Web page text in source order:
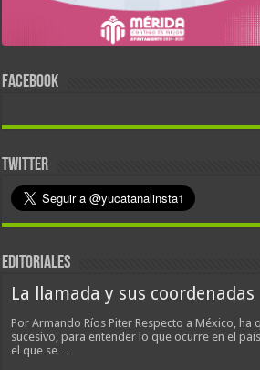
FACEBOOK
TWITTER
EDITORIALES
La llamada y sus coordenadas
Por Armando Ríos Piter Respecto a México, ha
sucesivo, para entender lo que ocurre en el
el que se…